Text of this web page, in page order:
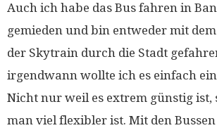
Auch ich habe das Bus fahren in
gemieden und bin entweder mit
der Skytrain durch die Stadt
irgendwann wollte ich es einfach
Nicht nur weil es extrem günstig ist,
man viel flexibler ist. Mit den